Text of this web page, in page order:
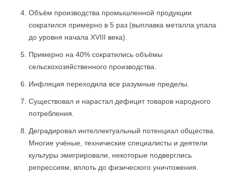
Объём производства промышленной продукции
сократился примерно в 5 раз (выплавка металла упала
до уровня начала XVIII века).
Примерно на 40% сократились объёмы
сельскохозяйственного производства.
Инфляция переходила все разумные пределы.
Существовал и нарастал дефицит товаров народного
потребления.
Деградировал интеллектуальный потенциал общества.
Многие учёные, технические специалисты и деятели
культуры эмигрировали, некоторые подверглись
репрессиям, вплоть до физического уничтожения.